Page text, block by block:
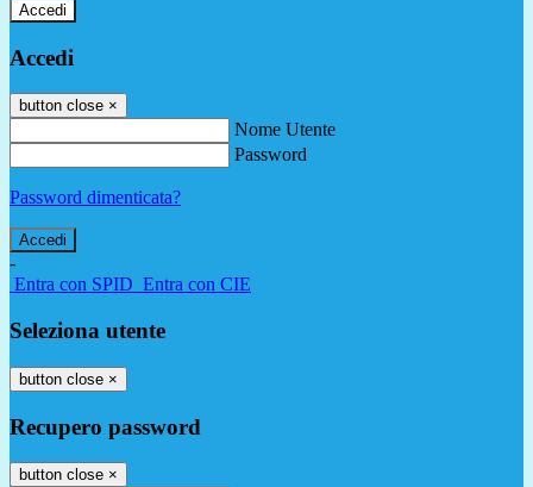
Accedi
Accedi
button close ×
Nome Utente
Password
Password dimenticata?
-
Entra con SPID Entra con CIE
Seleziona utente
button close ×
Recupero password
button close ×